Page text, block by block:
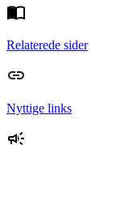
Relaterede sider
Nyttige links